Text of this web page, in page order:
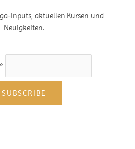
Inputs, aktuellen Kursen und
Neuigkeiten.